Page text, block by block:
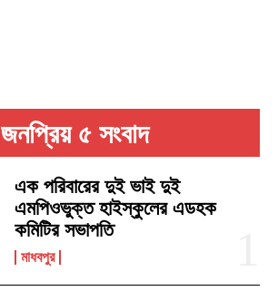
জনপ্রিয় ৫ সংবাদ
এক পরিবারের দুই ভাই দুই
এমপিওভুক্ত হাইস্কুলের এডহক
কমিটির সভাপতি
মাধবপুর